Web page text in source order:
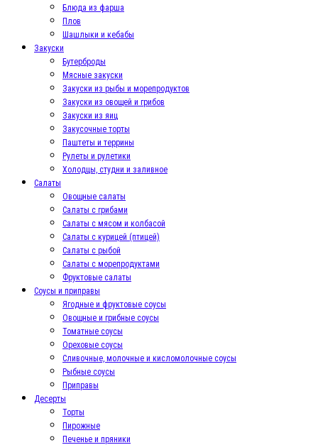
Блюда из фарша
Плов
Шашлыки и кебабы
Закуски
Бутерброды
Мясные закуски
Закуски из рыбы и морепродуктов
Закуски из овощей и грибов
Закуски из яиц
Закусочные торты
Паштеты и террины
Рулеты и рулетики
Холодцы, студни и заливное
Салаты
Овощные салаты
Салаты с грибами
Салаты с мясом и колбасой
Салаты с курицей (птицей)
Салаты с рыбой
Салаты с морепродуктами
Фруктовые салаты
Соусы и приправы
Ягодные и фруктовые соусы
Овощные и грибные соусы
Томатные соусы
Ореховые соусы
Сливочные, молочные и кисломолочные соусы
Рыбные соусы
Приправы
Десерты
Торты
Пирожные
Печенье и пряники